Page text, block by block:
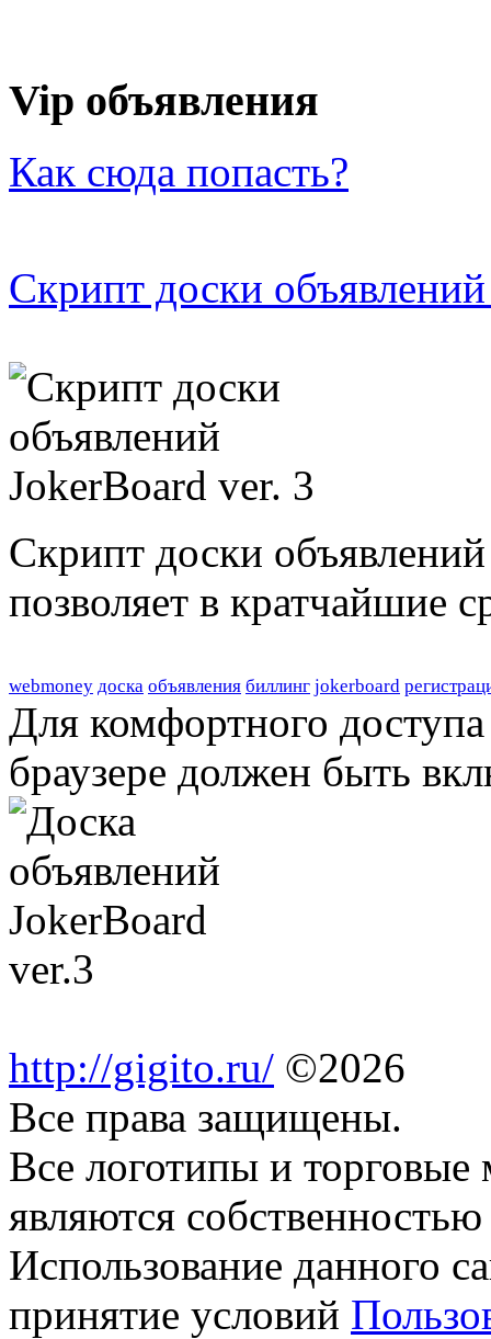
Vip объявления
Как сюда попасть?
Скрипт доски
Скрипт доски
позволяет в кратчайшие
webmoney доска объявления биллинг jokerboard
Для комфортного
браузере должен быть
http://gigito.ru/ ©2026
Все права защищены.
Все логотипы и торговые
являются
Использование данного
принятие условий